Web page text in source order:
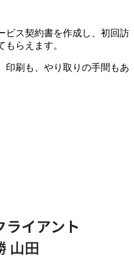
ビス契約書を作成し、初回訪
らえます。
印刷も、やり取りの手間もあ